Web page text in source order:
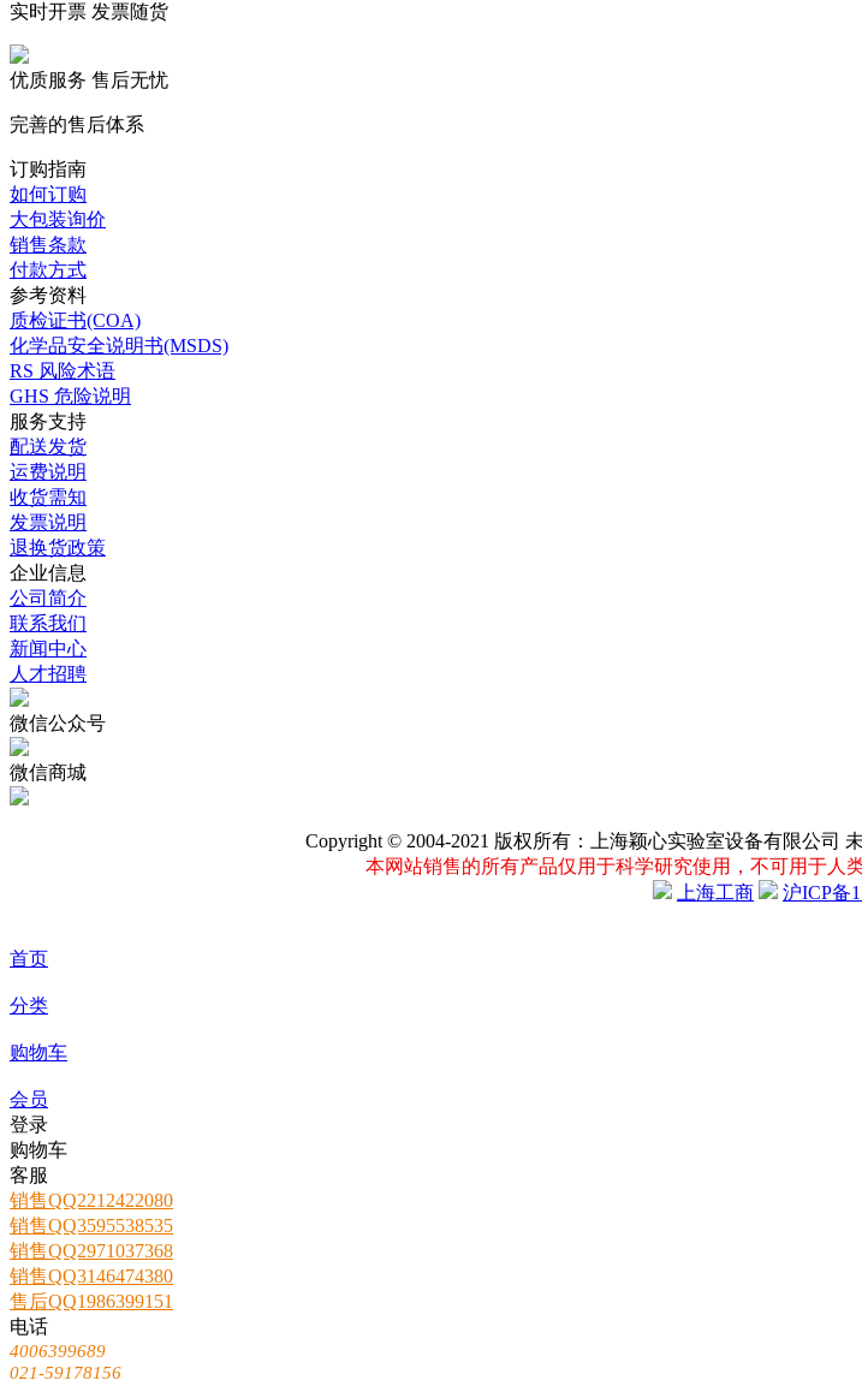
实时开票 发票随货
优质服务 售后无忧
完善的售后体系
订购指南
如何订购
大包装询价
销售条款
付款方式
参考资料
质检证书(COA)
化学品安全说明书(MSDS)
RS 风险术语
GHS 危险说明
服务支持
配送发货
运费说明
收货需知
发票说明
退换货政策
企业信息
公司简介
联系我们
新闻中心
人才招聘
微信公众号
微信商城
Copyright © 2004-2021 版权所有：上海颖心实验室设备有限公司
本网站销售的所有产品仅用于科学研究使用，不可用于人
上海工商
沪ICP备
首页
分类
购物车
会员
登录
购物车
客服
销售QQ2212422080
销售QQ3595538535
销售QQ2971037368
销售QQ3146474380
售后QQ1986399151
电话
4006399689
021-59178156